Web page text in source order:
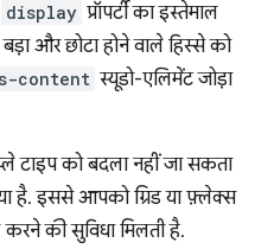
display प्रॉपर्टी का इस्तेमाल
और छोटा होने वाले हिस्से को
content स्यूडो-एलिमेंट जोड़ा
टाइप को बदला नहीं जा सकता
है. इससे आपको ग्रिड या फ़्लेक्स
की सुविधा मिलती है.